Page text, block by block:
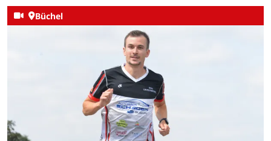
Büchel